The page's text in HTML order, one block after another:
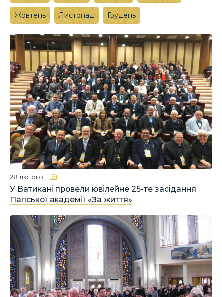
Жовтень Листопад Грудень
У Ватикані провели ювілейне 25-те засідання
Папської академії «За життя»
28 лютого